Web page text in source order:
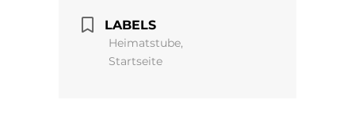
LABELS
Heimatstube,
Startseite